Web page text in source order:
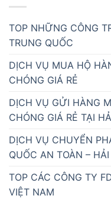
TOP NHỮNG CÔNG
TRUNG QUỐC
DỊCH VỤ MUA HỘ
CHÓNG GIÁ RẺ
DỊCH VỤ GỬI HÀNG
CHÓNG GIÁ RẺ TẠI
DỊCH VỤ CHUYỂN
QUỐC AN TOÀN –
TOP CÁC CÔNG TY
VIỆT NAM